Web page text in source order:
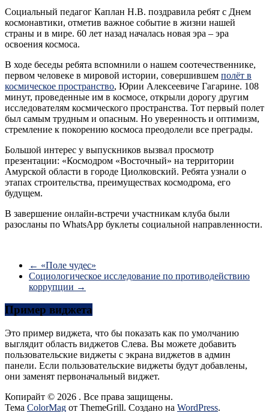
Социальный педагог Каплан Н.В. поздравила ребят с Днем
космонавтики, отметив важное событие в жизни нашей
страны и в мире. 60 лет назад началась новая эра – эра
освоения космоса.
В ходе беседы ребята вспомнили о нашем соотечественнике,
первом человеке в мировой истории, совершившем полёт в
космическое пространство, Юрии Алексеевиче Гагарине. 108
минут, проведенные им в космосе, открыли дорогу другим
исследователям космического пространства. Тот первый полет
был самым трудным и опасным. Но уверенность и оптимизм,
стремление к покорению космоса преодолели все преграды.
Большой интерес у выпускников вызвал просмотр
презентации: «Космодром «Восточный» на территории
Амурской области в городе Циолковский. Ребята узнали о
этапах строительства, преимуществах космодрома, его
будущем.
В завершение онлайн-встречи участникам клуба были
разосланы по WhatsАpp буклеты социальной направленности.
← «Поле чудес»
Социологическое исследование по противодействию
коррупции →
Пример виджета
Это пример виджета, что бы показать как по умолчанию
выглядит область виджетов Слева. Вы можете добавить
пользовательские виджеты с экрана виджетов в админ
панели. Если пользовательские виджеты будут добавлены,
они заменят первоначальный виджет.
Копирайт © 2026 . Все права защищены.
Тема ColorMag от ThemeGrill. Создано на WordPress.